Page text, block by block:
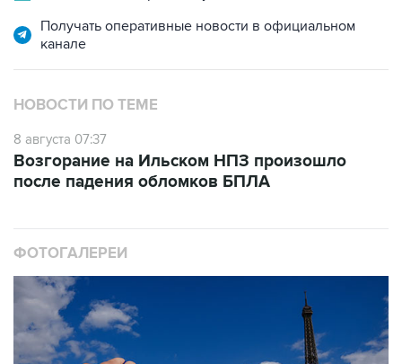
Получать оперативные новости в официальном
канале
НОВОСТИ ПО ТЕМЕ
8 августа 07:37
Возгорание на Ильском НПЗ произошло
после падения обломков БПЛА
ФОТОГАЛЕРЕИ